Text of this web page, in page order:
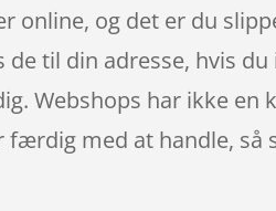
online, og det er du
til din adresse, hvis
Webshops har ikke
med at handle,